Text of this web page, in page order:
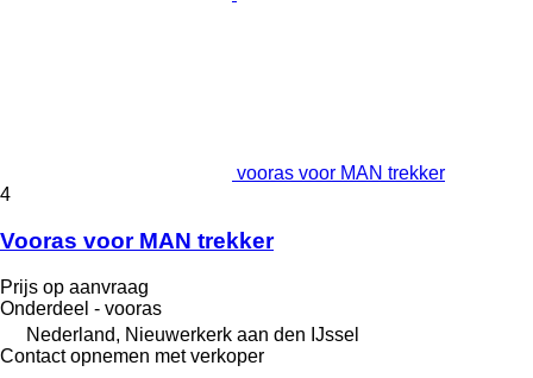
vooras voor MAN trekker
4
Vooras voor MAN trekker
Prijs op aanvraag
Onderdeel - vooras
Nederland, Nieuwerkerk aan den IJssel
Contact opnemen met verkoper